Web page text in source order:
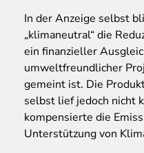
In der Anzeige selbst
„klimaneutral“ die
ein finanzieller
umweltfreundlicher
gemeint ist. Die
selbst lief jedoch nicht
kompensierte die
Unterstützung von